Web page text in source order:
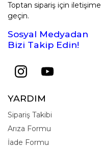
Toptan sipariş için iletişime
geçin.
Sosyal Medyadan
Bizi Takip Edin!
YARDIM
Sipariş Takibi
Arıza Formu
İade Formu